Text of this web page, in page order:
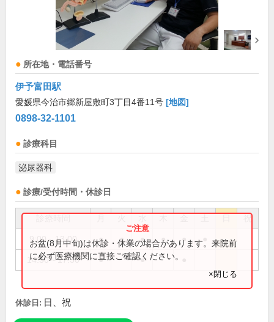
所在地・電話番号
伊予富田駅
愛媛県今治市郷新屋敷町3丁目4番11号 [地図]
0898-32-1101
診療科目
泌尿器科
診療/受付時間・休診日
祝
9:00～13:00 ● ● ● ● ●
14:30～17:30 ● ●
お盆(8月中旬)は休診・休業の場合があります。来院前
に必ず医療機関に直接ご確認ください。
×閉じる
休診日: 日、祝